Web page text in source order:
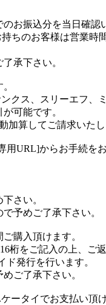
お振込分を当日確認
ちのお客様は営業時
承下さい。
クス、スリーエフ、
可能です。
加算してご請求いたし
用URL]からお手続を
さい。
予めご了承下さい。
購入頂けます。
桁をご記入の上、ご返
発行を行います。
ご了承下さい。
ータイでお支払い頂け